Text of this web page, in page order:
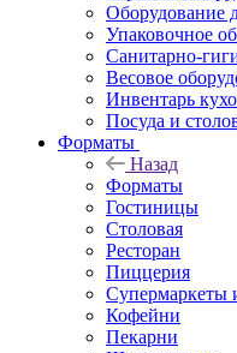
Оборудование
Упаковочное
Санитарно-
Весовое
Инвентарь
Посуда и
Форматы
Назад
Форматы
Гостиницы
Столовая
Ресторан
Пиццерия
Супермаркеты
Кофейни
Пекарни